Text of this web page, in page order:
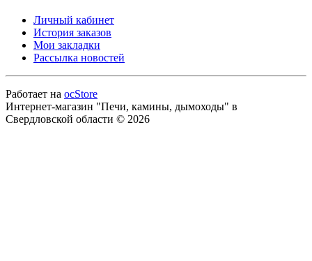
Личный кабинет
История заказов
Мои закладки
Рассылка новостей
Работает на ocStore
Интернет-магазин "Печи, камины, дымоходы" в
Свердловской области © 2026